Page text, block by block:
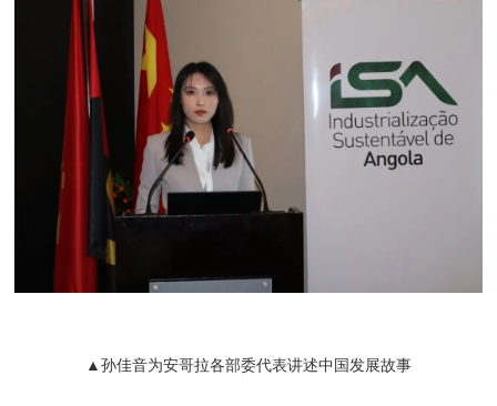
▲孙佳音为安哥拉各部委代表讲述中国发展故事